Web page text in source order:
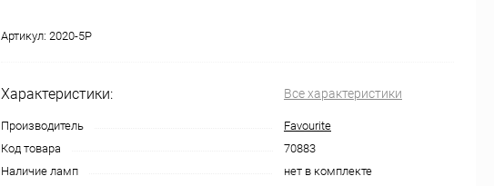
Артикул: 2020-5P
Характеристики: Все характеристики
Производитель
Favourite
Код товара
70883
Наличие ламп
нет в комплекте